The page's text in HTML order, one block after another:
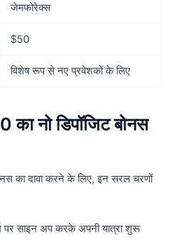
जेमफोरेक्स
$50
विशेष रूप से नए प्रवेशकों के लिए
नो डिपॉजिट बोनस
का दावा करने के लिए, इन सरल चरणों
पर साइन अप करके अपनी यात्रा शुरू